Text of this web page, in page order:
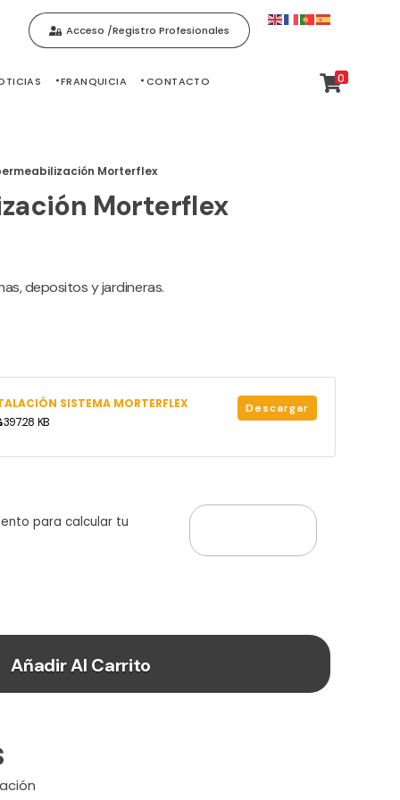
Acceso /Registro Profesionales
FRANQUICIA CONTACTO 0
Morterflex
Morterflex
depositos y jardineras.
SISTEMA MORTERFLEX
397.28 KB
Descargar
para calcular tu
Añadir Al Carrito